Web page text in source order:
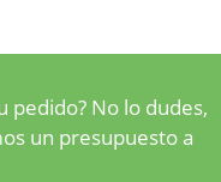
pedido? No lo dudes,
un presupuesto a